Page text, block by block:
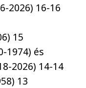
2026) 16-16
15
1974) és
2026) 14-14
13